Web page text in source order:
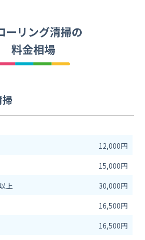
ーリング清掃の
料金相場
12,000円
15,000円
上
30,000円
16,500円
16,500円